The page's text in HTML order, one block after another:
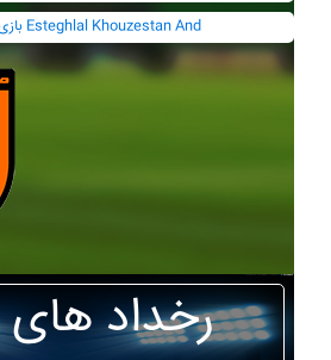
بازی های گذشته Esteghlal Khouzestan And
رخداد های